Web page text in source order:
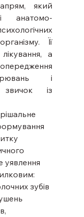
який
анатомо-
Її
а
і
із
уявлення
зубів